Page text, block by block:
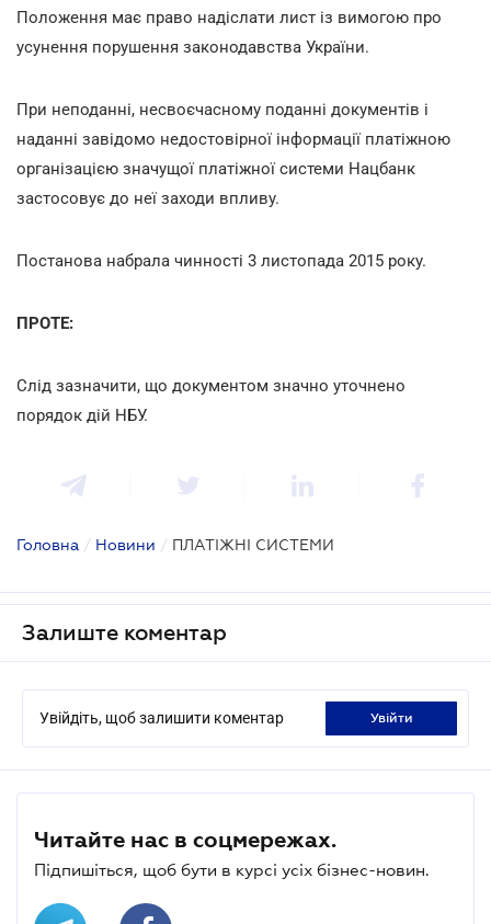
Положення має право надіслати лист із вимогою про
усунення порушення законодавства України.
При неподанні, несвоєчасному поданні документів і
наданні завідомо недостовірної інформації платіжною
організацією значущої платіжної системи Нацбанк
застосовує до неї заходи впливу.
Постанова набрала чинності 3 листопада 2015 року.
ПРОТЕ:
Слід зазначити, що документом значно уточнено
порядок дій НБУ.
Головна / Новини / ПЛАТІЖНІ СИСТЕМИ
Залиште коментар
Увійдіть, щоб залишити коментар увійти
Читайте нас в соцмережах.
Підпишіться, щоб бути в курсі усіх бізнес-новин.